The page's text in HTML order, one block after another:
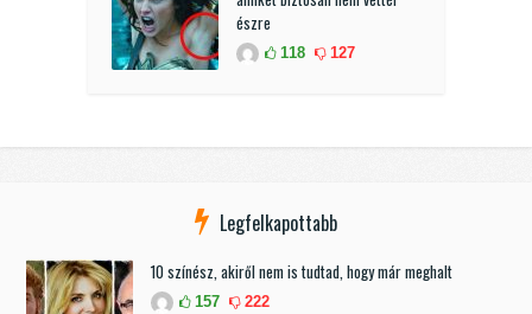
észre
118 127
Legfelkapottabb
10 színész, akiről nem is tudtad, hogy már meghalt
157 222